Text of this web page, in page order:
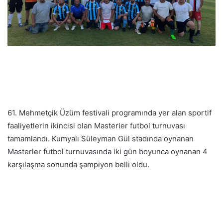
61. Mehmetçik Üzüm festivali programında yer alan sportif
faaliyetlerin ikincisi olan Masterler futbol turnuvası
tamamlandı. Kumyalı Süleyman Gül stadında oynanan
Masterler futbol turnuvasında iki gün boyunca oynanan 4
karşılaşma sonunda şampiyon belli oldu.